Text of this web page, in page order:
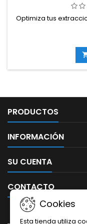
Optimiza tus
PRODUCTOS
INFORMACIÓN
SU CUENTA
CONTACTO
Cookies
Esta tienda utiliza